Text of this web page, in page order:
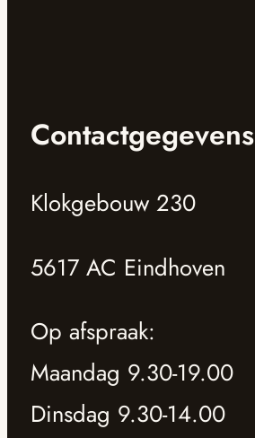
Contactgegevens
Klokgebouw 230
5617 AC Eindhoven
Op afspraak:
Maandag 9.30-19.00
Dinsdag 9.30-14.00